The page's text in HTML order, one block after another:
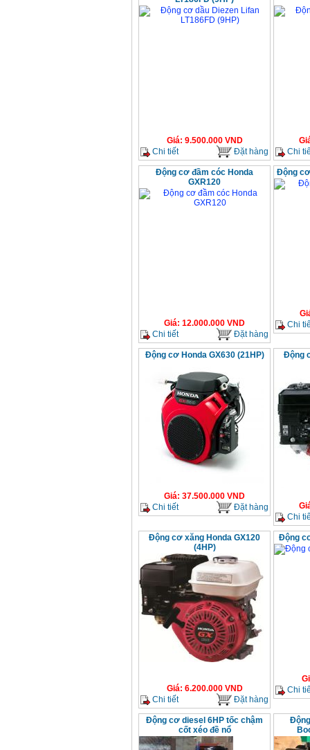
Giá: 9.500.000VND
Chi tiết
Đặt hàng
Chi
Động cơ đầm cóc Honda
GXR120
Giá: 12.000.000 VND
Chi tiết
Đặt hàng
Động
Chi
Động cơ Honda GX630 (21HP)
Giá: 37.500.000 VND
Chi tiết
Đặt hàng
Động
Chi
Động cơ xăng Honda GX120
(4HP)
Giá: 6.200.000VND
Chi tiết
Đặt hàng
Động
Chi
Động cơ diesel 6HP tốc chậm
cốt xéo đề nổ